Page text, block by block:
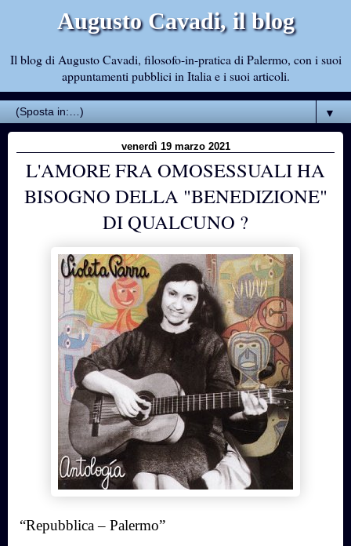
Augusto Cavadi, il blog
Il blog di Augusto Cavadi, filosofo-in-pratica di Palermo, con i suoi
appuntamenti pubblici in Italia e i suoi articoli.
▼
venerdì 19 marzo 2021
L'AMORE FRA OMOSESSUALI HA
BISOGNO DELLA "BENEDIZIONE"
DI QUALCUNO ?
“Repubblica – Palermo”